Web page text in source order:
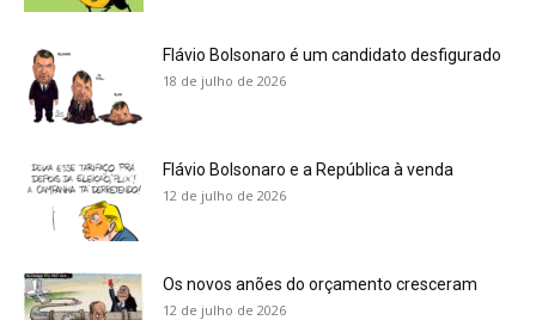
Flávio Bolsonaro é um candidato desfigurado
18 de julho de 2026
Flávio Bolsonaro e a República à venda
12 de julho de 2026
Os novos anões do orçamento cresceram
12 de julho de 2026